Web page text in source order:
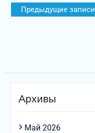
по
Предыдущие записи
Архивы
Май 2026